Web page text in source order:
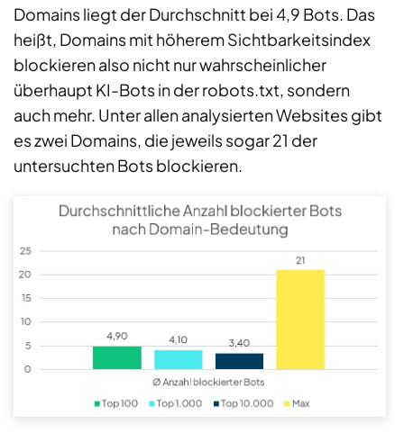
Domains liegt der Durchschnitt bei 4,9 Bots. Das
heißt, Domains mit höherem Sichtbarkeitsindex
blockieren also nicht nur wahrscheinlicher
überhaupt KI-Bots in der robots.txt, sondern
auch mehr. Unter allen analysierten Websites gibt
es zwei Domains, die jeweils sogar 21 der
untersuchten Bots blockieren.